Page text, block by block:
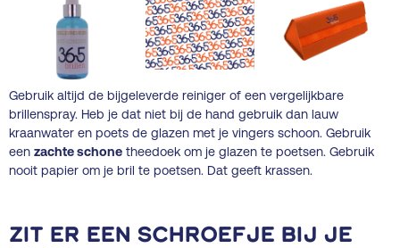
Gebruik altijd de bijgeleverde reiniger of een vergelijkbare
brillenspray. Heb je dat niet bij de hand gebruik dan lauw
kraanwater en poets de glazen met je vingers schoon. Gebruik
een zachte schone theedoek om je glazen te poetsen. Gebruik
nooit papier om je bril te poetsen. Dat geeft krassen.
Zit er een schroefje bij je